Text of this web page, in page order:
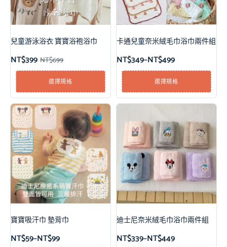
兒童游泳浴衣 寶寶浴袍浴巾
NT$699
NT$399
選擇規格
卡通兒童奈米絨毛巾浴巾兩件組
NT$349–NT$499
選擇規格
寶寶吸汗巾 墊背巾
NT$59–NT$99
迪士尼奈米絨毛巾浴巾兩件組
NT$339–NT$449